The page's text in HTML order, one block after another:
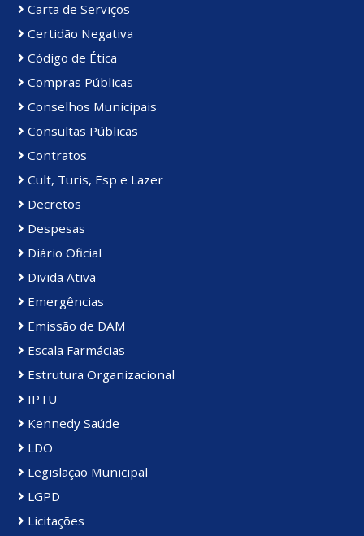
Carta de Serviços
Certidão Negativa
Código de Ética
Compras Públicas
Conselhos Municipais
Consultas Públicas
Contratos
Cult, Turis, Esp e Lazer
Decretos
Despesas
Diário Oficial
Divida Ativa
Emergências
Emissão de DAM
Escala Farmácias
Estrutura Organizacional
IPTU
Kennedy Saúde
LDO
Legislação Municipal
LGPD
Licitações